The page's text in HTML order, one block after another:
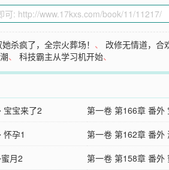
杀疯了，全宗火葬场！ 、 改修无情道，合
、科技霸主从学习机开始、
宝宝来了2
第一卷 第166章 番外
孕1
第一卷 第162章 番外
月2 第一卷 第158章 番外